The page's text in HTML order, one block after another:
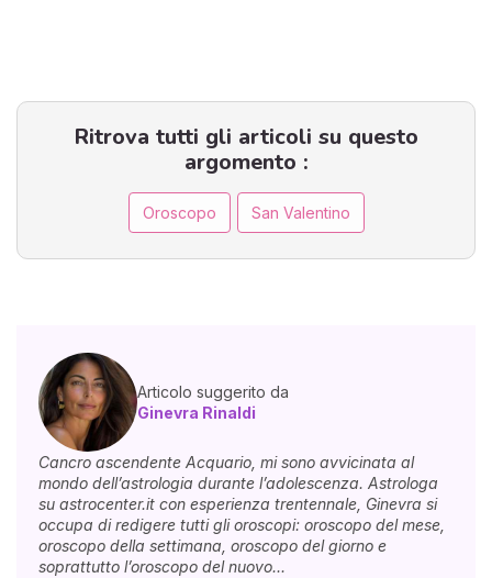
Ritrova tutti gli articoli su questo
argomento :
Oroscopo San Valentino
Articolo suggerito da
Ginevra Rinaldi
Cancro ascendente Acquario, mi sono avvicinata al
mondo dell’astrologia durante l’adolescenza. Astrologa
su astrocenter.it con esperienza trentennale, Ginevra si
occupa di redigere tutti gli oroscopi: oroscopo del mese,
oroscopo della settimana, oroscopo del giorno e
soprattutto l’oroscopo del nuovo...